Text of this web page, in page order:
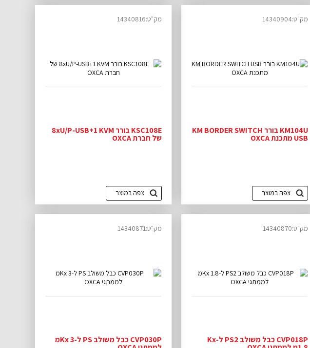
KM104U בורר KM BORDER SWITCH
USB מתכנת OXCA
צפה במוצר
מק"ט:14340904
KSC108E בורר 8xU/P-USB+1 KVM
של חברת OXCA
צפה במוצר
מק"ט:14340816
CVP018P כבל משולב PS2 ל-Kx
מק"ט:14340870
CVP030P כבל משולב PS ל-Kx 3מ
מק"ט:14340871